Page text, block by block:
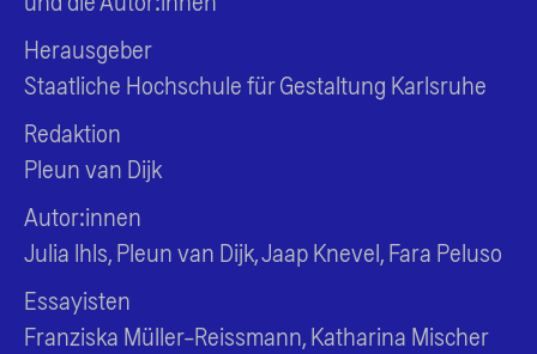
Herausgeber
Staatliche Hochschule für Gestaltung Karlsruhe
Redaktion
Pleun van Dijk
Autor:innen
Julia Ihls, Pleun van Dijk, Jaap Knevel, Fara Peluso
Essayisten
Franziska Müller-Reissmann, Katharina Mischer